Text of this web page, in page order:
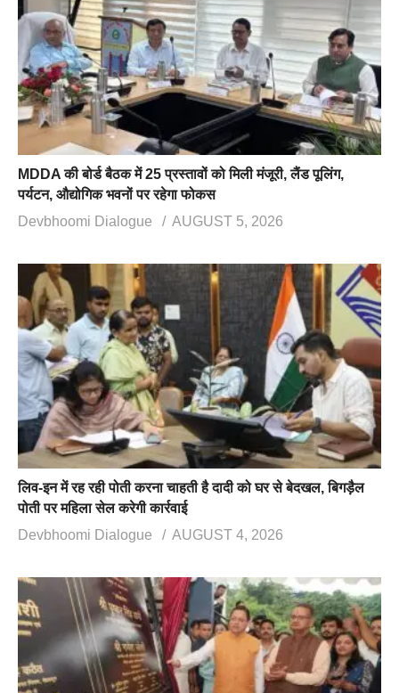
MDDA की बोर्ड बैठक में 25 प्रस्तावों को मिली मंजूरी, लैंड पूलिंग,
पर्यटन, औद्योगिक भवनों पर रहेगा फोकस
Devbhoomi Dialogue
AUGUST 5, 2026
लिव-इन में रह रही पोती करना चाहती है दादी को घर से बेदखल, बिगड़ैल
पोती पर महिला सेल करेगी कार्रवाई
Devbhoomi Dialogue
AUGUST 4, 2026